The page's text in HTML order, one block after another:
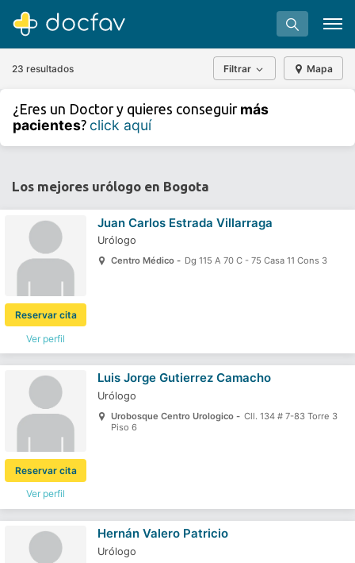
Buscar
¿Eres un doctor?
23 resultados Filtrar Mapa
¿Eres un Doctor y quieres conseguir más
pacientes? click aquí
Los mejores urólogo en Bogota
Ver perfil
Reservar cita
Juan Carlos Estrada Villarraga
Urólogo
Centro Médico - Dg 115 A 70 C - 75 Casa 11 Cons 3
Ver perfil
Reservar cita
Luis Jorge Gutierrez Camacho
Urólogo
Urobosque Centro Urologico - Cll. 134 # 7-83 Torre 3
Piso 6
Hernán Valero Patricio
Urólogo
⇧
©
contributors.